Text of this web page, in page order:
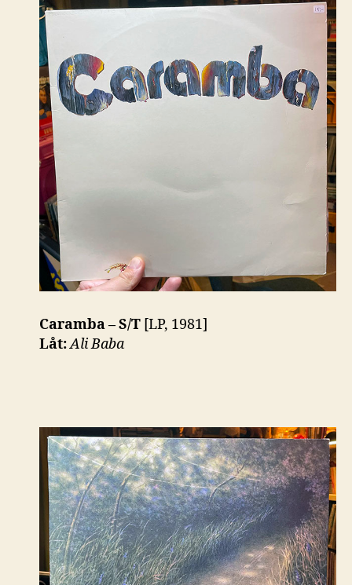
Caramba – S/T [LP, 1981]
Låt:Ali Baba